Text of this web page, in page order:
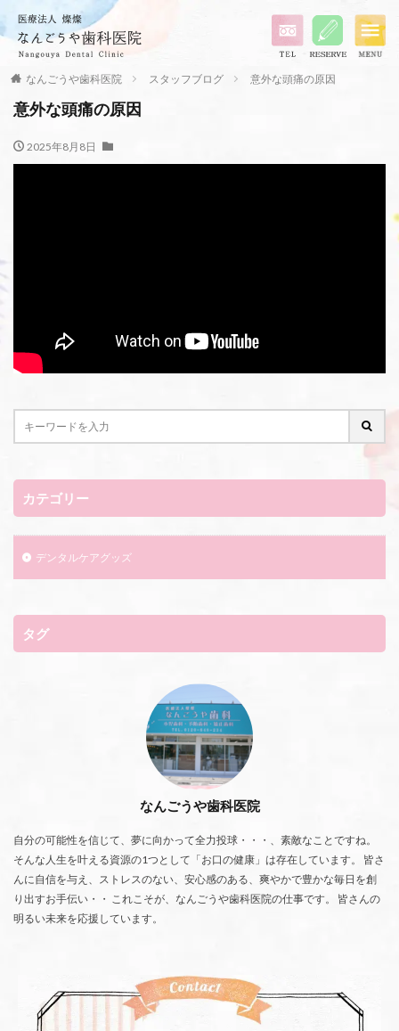
なんごうや歯科医院 スタッフブログ 意外な頭痛の原因
意外な頭痛の原因
2025年8月8日
カテゴリー
デンタルケアグッズ
タグ
なんごうや歯科医院
自分の可能性を信じて、夢に向かって全力投球・・・、素敵なことですね。
そんな人生を叶える資源の1つとして「お口の健康」は存在しています。 皆さ
んに自信を与え、ストレスのない、安心感のある、爽やかで豊かな毎日を創
り出すお手伝い・・ これこそが、なんごうや歯科医院の仕事です。 皆さんの
明るい未来を応援しています。